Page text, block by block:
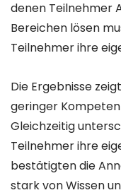
denen Teilnehmer
Bereichen lösen
Teilnehmer ihre
Die Ergebnisse
geringer
Gleichzeitig
Teilnehmer ihre
bestätigten die
stark von Wissen